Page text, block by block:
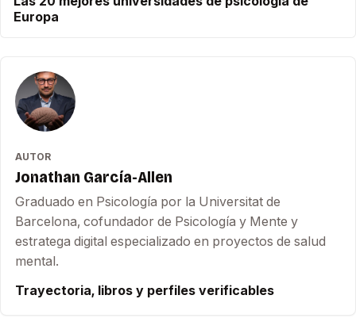
Europa
AUTOR
Jonathan García-Allen
Graduado en Psicología por la Universitat de
Barcelona, cofundador de Psicología y Mente y
estratega digital especializado en proyectos de salud
mental.
Trayectoria, libros y perfiles verificables